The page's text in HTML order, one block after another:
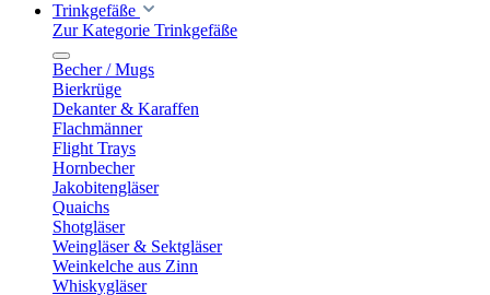
Trinkgefäße
Zur Kategorie Trinkgefäße
Becher / Mugs
Bierkrüge
Dekanter & Karaffen
Flachmänner
Flight Trays
Hornbecher
Jakobitengläser
Quaichs
Shotgläser
Weingläser & Sektgläser
Weinkelche aus Zinn
Whiskygläser